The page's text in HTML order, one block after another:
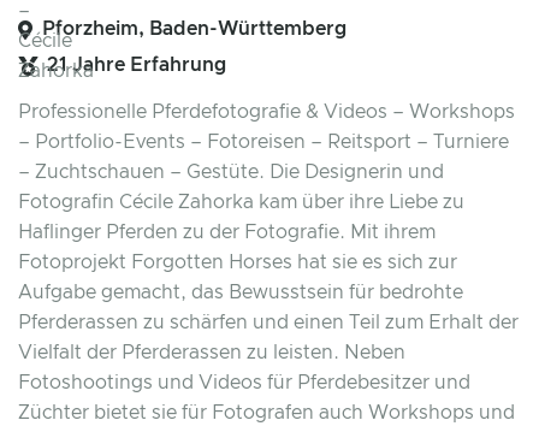
Pforzheim, Baden-Württemberg
21 Jahre Erfahrung
Professionelle Pferdefotografie & Videos – Workshops
– Portfolio-Events – Fotoreisen – Reitsport – Turniere
– Zuchtschauen – Gestüte. Die Designerin und
Fotografin Cécile Zahorka kam über ihre Liebe zu
Haflinger Pferden zu der Fotografie. Mit ihrem
Fotoprojekt Forgotten Horses hat sie es sich zur
Aufgabe gemacht, das Bewusstsein für bedrohte
Pferderassen zu schärfen und einen Teil zum Erhalt der
Vielfalt der Pferderassen zu leisten. Neben
Fotoshootings und Videos für Pferdebesitzer und
Züchter bietet sie für Fotografen auch Workshops und